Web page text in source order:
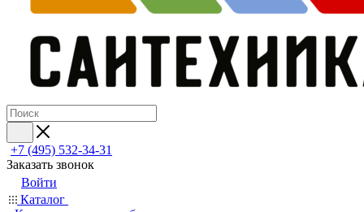
+7 (495) 532‑34‑31
Заказать звонок
Войти
Каталог